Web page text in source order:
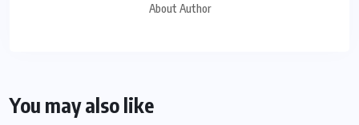
About Author
You may also like